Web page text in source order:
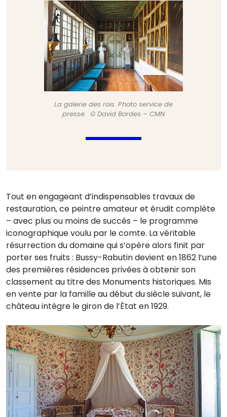
La galerie des rois. Photo service de
presse. © David Bordes – CMN
Tout en engageant d’indispensables travaux de
restauration, ce peintre amateur et érudit complète
– avec plus ou moins de succès – le programme
iconographique voulu par le comte. La véritable
résurrection du domaine qui s’opère alors finit par
porter ses fruits : Bussy-Rabutin devient en 1862 l’une
des premières résidences privées à obtenir son
classement au titre des Monuments historiques. Mis
en vente par la famille au début du siècle suivant, le
château intègre le giron de l’État en 1929.